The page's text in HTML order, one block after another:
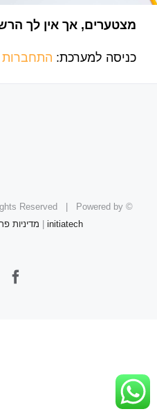
מצטערים, אך אין לך
כניסה למערכת: התחברות
© Copyright 2012 -
Reserved | Powered by
initiatech
מדיניות